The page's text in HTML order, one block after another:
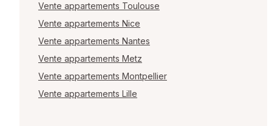
Vente appartements Toulouse
Vente appartements Nice
Vente appartements Nantes
Vente appartements Metz
Vente appartements Montpellier
Vente appartements Lille